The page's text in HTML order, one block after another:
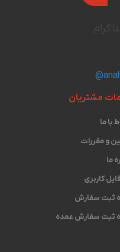
مشتریان
با ما
و مقررات
ما
کاربری
ثبت سفارش
ثبت سفارش عمده